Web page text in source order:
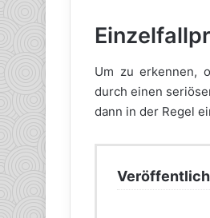
Um zu erkennen,
durch einen
dann in der Regel